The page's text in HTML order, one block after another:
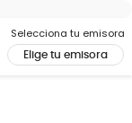
Selecciona tu emisora
Elige tu emisora